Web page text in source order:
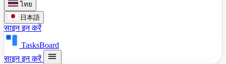
ไทย
日本語
साइन इन करें
TasksBoard
साइन इन करें
menu